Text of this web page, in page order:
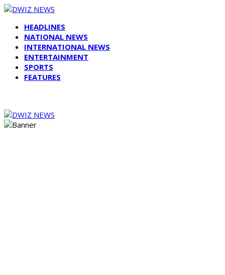
HEADLINES
NATIONAL NEWS
INTERNATIONAL NEWS
ENTERTAINMENT
SPORTS
FEATURES